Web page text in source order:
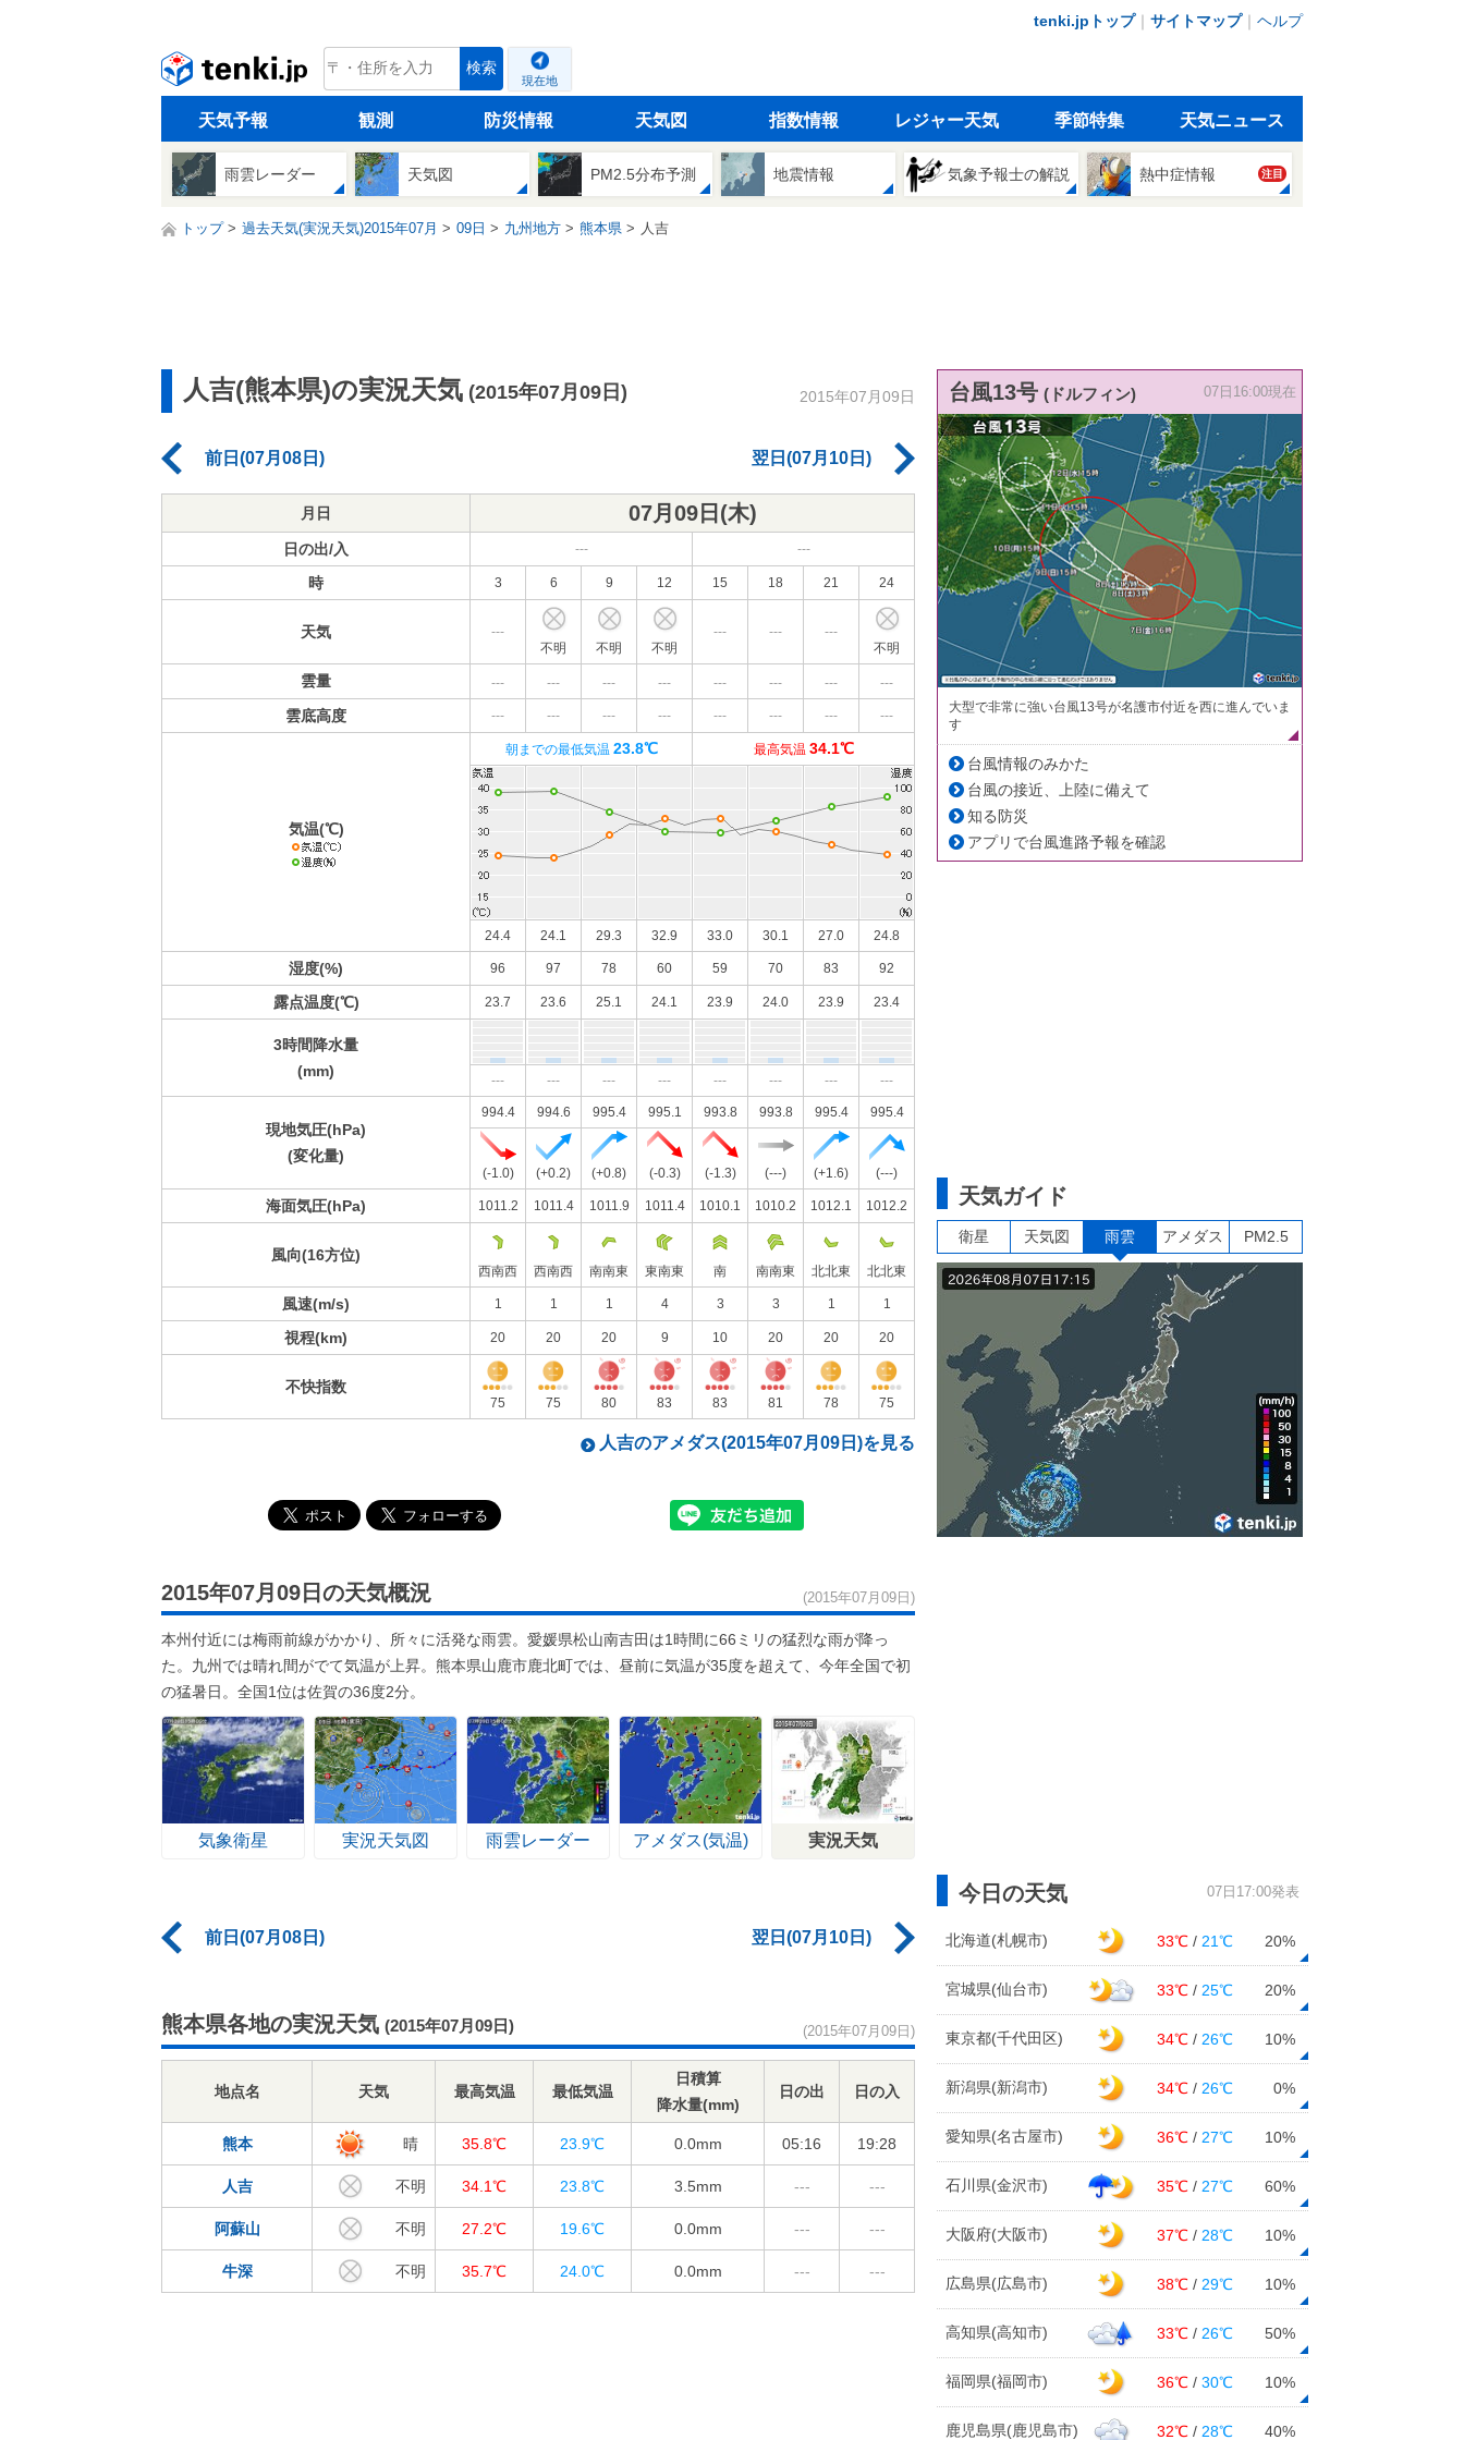
tenki.jpトップ｜ サイトマップ｜ ヘルプ
tenki.jp 検索
現在地
天気予報 観測 防災情報 天気図 指数情報 レジャー天気 季節特集 天気ニュース
雨雲レーダー 天気図 PM2.5分布予測 地震情報 気象予報士の解説 熱中症情報 注目
トップ 過去天気(実況天気)2015年07月 09日 九州地方 熊本県 人吉
人吉(熊本県)の実況天気 (2015年07月09日) 2015年07月09日
前日(07月08日) 翌日(07月10日)
月日 07月09日(木)
日の出/入 --- ---
時 3 6 9 12 15 18 21 24
天気
---
不明
不明 不明
--- ---
---
不明
雲量 --- --- --- --- --- --- --- ---
雲底高度 --- --- --- --- --- --- --- ---
気温(℃)
朝までの最低気温 23.8℃ 最高気温 34.1℃
24.4 24.1 29.3 32.9 33.0 30.1 27.0 24.8
湿度(%) 96 97 78 60 59 70 83 92
露点温度(℃) 23.7 23.6 25.1 24.1 23.9 24.0 23.9 23.4
3時間降水量
(mm)
--- --- --- --- --- --- --- ---
現地気圧(hPa)
(変化量)
994.4 994.6 995.4 995.1 993.8 993.8 995.4 995.4
(-1.0) (+0.2) (+0.8) (-0.3) (-1.3) (---) (+1.6) (---)
海面気圧(hPa) 1011.2 1011.4 1011.9 1011.4 1010.1 1010.2 1012.1 1012.2
風向(16方位)
西南西 西南西 南南東 東南東 南 南南東 北北東 北北東
風速(m/s) 1 1 1 4 3 3 1 1
視程(km) 20 20 20 9 10 20 20 20
不快指数
75 75 80 83 83 81 78 75
人吉のアメダス(2015年07月09日)を見る
2015年07月09日の天気概況 (2015年07月09日)
本州付近には梅雨前線がかかり、所々に活発な雨雲。愛媛県松山南吉田は1時間に66ミリの猛烈な雨が降っ
た。九州では晴れ間がでて気温が上昇。熊本県山鹿市鹿北町では、昼前に気温が35度を超えて、今年全国で初
の猛暑日。全国1位は佐賀の36度2分。
気象衛星 実況天気図 雨雲レーダー アメダス(気温) 実況天気
前日(07月08日) 翌日(07月10日)
熊本県各地の実況天気 (2015年07月09日) (2015年07月09日)
地点名 天気 最高気温 最低気温
日積算
降水量(mm)
日の出 日の入
熊本 晴 35.8℃ 23.9℃ 0.0mm 05:16 19:28
人吉 不明 34.1℃ 23.8℃ 3.5mm --- ---
阿蘇山 不明 27.2℃ 19.6℃ 0.0mm --- ---
牛深 不明 35.7℃ 24.0℃ 0.0mm --- ---
台風13号 (ドルフィン) 07日16:00現在
大型で非常に強い台風13号が名護市付近を西に進んでいま
す
台風情報のみかた
台風の接近、上陸に備えて
知る防災
アプリで台風進路予報を確認
天気ガイド
衛星 天気図 雨雲 アメダス PM2.5
今日の天気 07日17:00発表
北海道(札幌市) 33℃ / 21℃ 20%
宮城県(仙台市) 33℃ / 25℃ 20%
東京都(千代田区) 34℃ / 26℃ 10%
新潟県(新潟市) 34℃ / 26℃ 0%
愛知県(名古屋市) 36℃ / 27℃ 10%
石川県(金沢市) 35℃ / 27℃ 60%
大阪府(大阪市) 37℃ / 28℃ 10%
広島県(広島市) 38℃ / 29℃ 10%
高知県(高知市) 33℃ / 26℃ 50%
福岡県(福岡市) 36℃ /30℃ 10%
鹿児島県(鹿児島市) 32℃ / 28℃ 40%